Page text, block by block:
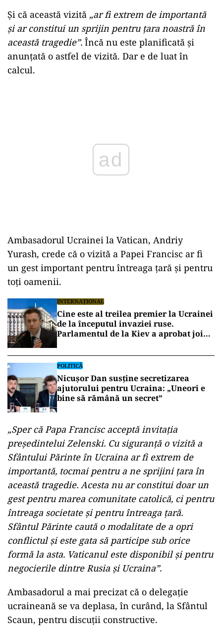
Și că această vizită „ar fi extrem de importantă
și ar constitui un sprijin pentru țara noastră în
această tragedie”. Încă nu este planificată și
anunțată o astfel de vizită. Dar e de luat în
calcul.
Ambasadorul Ucrainei la Vatican, Andriy
Yurash, crede că o vizită a Papei Francisc ar fi
un gest important pentru întreaga țară și pentru
toți oamenii.
INTERNAȚIONAL
Cine este al treilea premier la Ucrainei
de la începutul invaziei ruse.
Parlamentul de la Kiev a aprobat joi
POLITICĂ
Nicușor Dan susține secretizarea
ajutorului pentru Ucraina: „Uneori e
bine să rămână un secret”
„Sper că Papa Francisc acceptă invitația
președintelui Zelenski. Cu siguranță o vizită a
Sfântului Părinte în Ucraina ar fi extrem de
importantă, tocmai pentru a ne sprijini țara în
această tragedie. Acesta nu ar constitui doar un
gest pentru marea comunitate catolică, ci pentru
întreaga societate și pentru întreaga țară.
Sfântul Părinte caută o modalitate de a opri
conflictul și este gata să participe sub orice
formă la asta. Vaticanul este disponibil și pentru
negocierile dintre Rusia și Ucraina”.
Ambasadorul a mai precizat că o delegație
ucraineană se va deplasa, în curând, la Sfântul
Scaun, pentru discuții constructive.